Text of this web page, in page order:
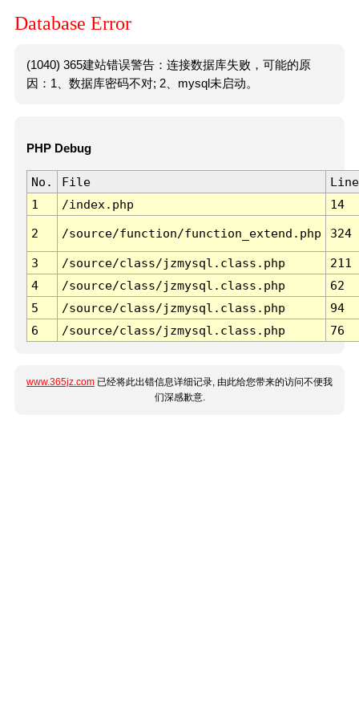
Database Error
(1040) 365建站错误警告：连接数据库失败，可能的原
因：1、数据库密码不对; 2、mysql未启动。
PHP Debug
No. File
Line
1
/index.php 14
2 /source/function/function_extend.php 324
3 /source/class/jzmysql.class.php
211
4
/source/class/jzmysql.class.php
62
5
/source/class/jzmysql.class.php
94
6
/source/class/jzmysql.class.php 76
www.365jz.com 已经将此出错信息详细记录, 由此给您带来的访问不便我
们深感歉意.